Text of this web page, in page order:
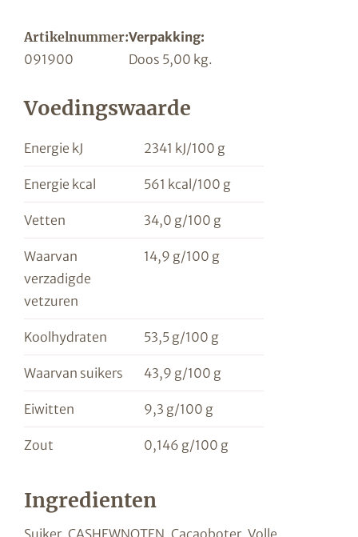
Artikelnummer:Verpakking:
091900
Doos 5,00 kg.
Voedingswaarde
Energie kJ 2341 kJ/100 g
Energie kcal 561 kcal/100 g
Vetten 34,0 g/100 g
Waarvan
verzadigde
vetzuren
14,9 g/100 g
Koolhydraten 53,5 g/100 g
Waarvan suikers 43,9 g/100 g
Eiwitten 9,3 g/100 g
Zout 0,146 g/100 g
Ingredienten